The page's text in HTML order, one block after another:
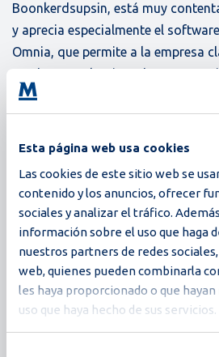
Esta página web usa cookies
Las cookies de este sitio web se
contenido y los anuncios, ofrecer
sociales y analizar el tráfico.
información sobre el uso que haga
nuestros partners de redes
web, quienes pueden combinarla
les haya proporcionado o que
uso que haya hecho de sus servicios.
Boonkerdsupsin, está muy
y aprecia especialmente el
Omnia, que permite a la empresa
productos seleccionados que
forma más eficiente y eficaz.
Historias de clientes
Volver a todas las historias de